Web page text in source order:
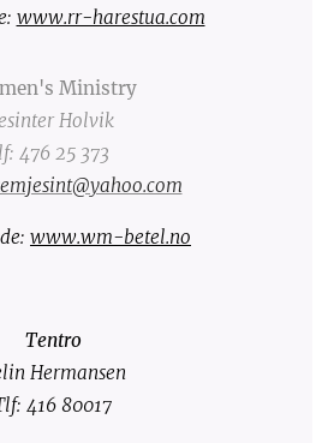
www.rr-harestua.com
Ministry
Holvik
476 25 373
www.wm-betel.no
Tentro
Hermansen
416 80017